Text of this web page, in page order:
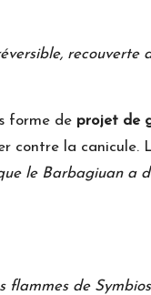
recouverte
forme de projet de
contre la canicule.
le Barbagiuan a
de